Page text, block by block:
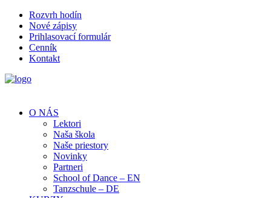
Rozvrh hodín
Nové zápisy
Prihlasovací formulár
Cenník
Kontakt
O NÁS
Lektori
Naša škola
Naše priestory
Novinky
Partneri
School of Dance – EN
Tanzschule – DE